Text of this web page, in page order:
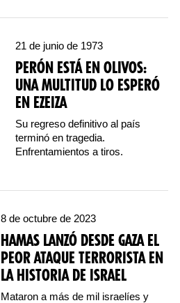
21 de junio de 1973
PERÓN ESTÁ EN OLIVOS:
UNA MULTITUD LO ESPERÓ
EN EZEIZA
Su regreso definitivo al país
terminó en tragedia.
Enfrentamientos a tiros.
8 de octubre de 2023
HAMAS LANZÓ DESDE GAZA EL
PEOR ATAQUE TERRORISTA EN
LA HISTORIA DE ISRAEL
Mataron a más de mil israelíes y